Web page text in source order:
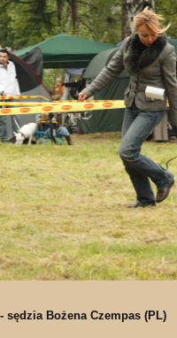
sędzia Bożena Czempas (PL)